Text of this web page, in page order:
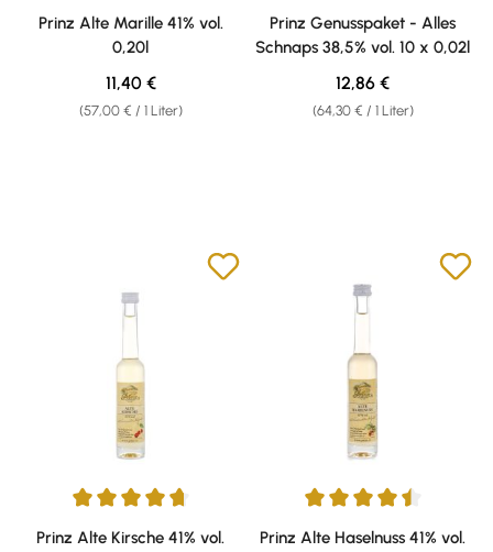
Durchschnittliche Bewertung von 4.87 von 5 Sternen
Prinz Alte Marille 41% vol.
0,20l
(57,00 € / 1 Liter)
Regulärer Preis:
11,40 €
Durchschnittliche Bewertung
Prinz Genusspaket - Alles
Schnaps 38,5% vol. 10 x 0,02l
(64,30 € / 1 Liter)
Regulärer Preis:
12,86 €
Durchschnittliche Bewertung von 4.87 von 5 Sternen
Prinz Alte Kirsche 41% vol.
Durchschnittliche Bewertung
Prinz Alte Haselnuss 41% vol.